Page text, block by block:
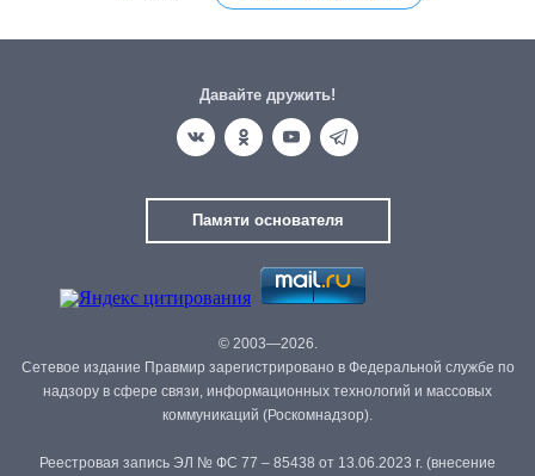
Давайте дружить!
Памяти основателя
© 2003—2026.
Сетевое издание Правмир зарегистрировано в Федеральной службе по
надзору в сфере связи, информационных технологий и массовых
коммуникаций (Роскомнадзор).
Реестровая запись ЭЛ № ФС 77 – 85438 от 13.06.2023 г. (внесение